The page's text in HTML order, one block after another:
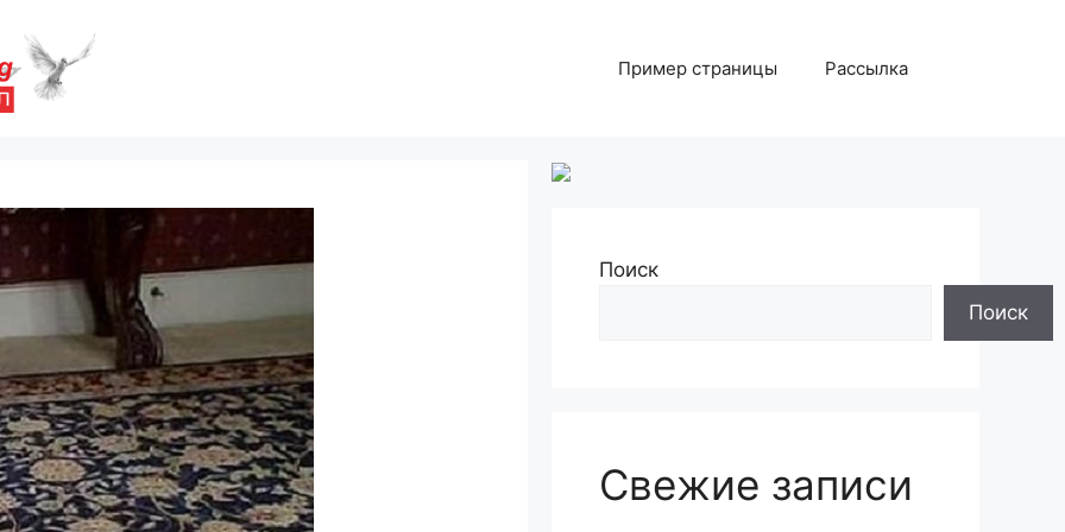
Пример страницы Рассылка
Поиск
Поиск
Свежие записи